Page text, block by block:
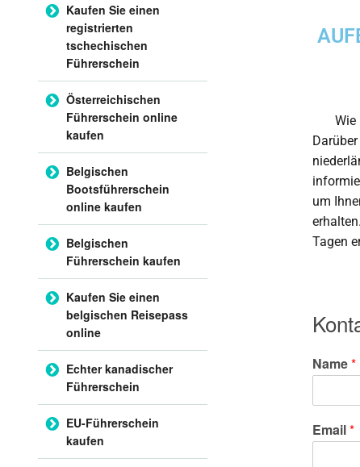
Wie
um
Tagen
Name*
Email*
Kaufen Sie einen
registrierten
tschechischen
Führerschein
Österreichischen
Führerschein online
kaufen
Belgischen
Bootsführerschein
online kaufen
Belgischen
Führerschein kaufen
Kaufen Sie einen
belgischen Reisepass
online
Echter kanadischer
Führerschein
EU-Führerschein
kaufen